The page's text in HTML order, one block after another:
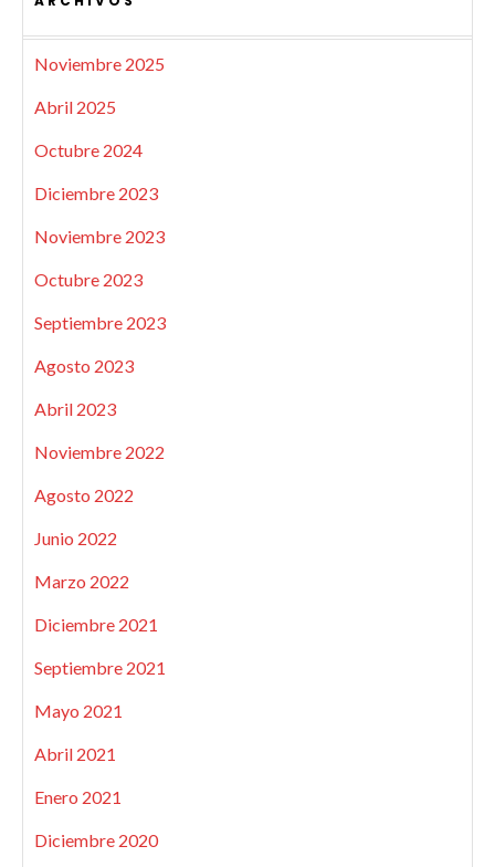
Noviembre 2025
Abril 2025
Octubre 2024
Diciembre 2023
Noviembre 2023
Octubre 2023
Septiembre 2023
Agosto 2023
Abril 2023
Noviembre 2022
Agosto 2022
Junio 2022
Marzo 2022
Diciembre 2021
Septiembre 2021
Mayo 2021
Abril 2021
Enero 2021
Diciembre 2020